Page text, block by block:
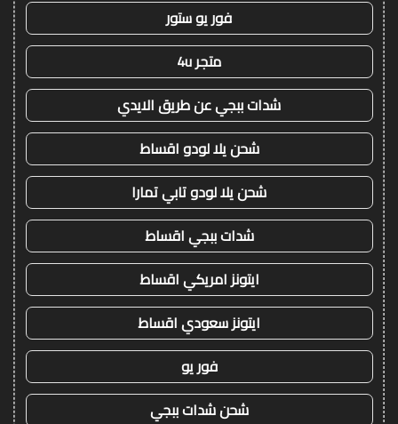
فور يو ستور
متجر 4u
شدات ببجي عن طريق الايدي
شحن يلا لودو اقساط
شحن يلا لودو تابي تمارا
شدات ببجي اقساط
ايتونز امريكي اقساط
ايتونز سعودي اقساط
فور يو
شحن شدات ببجي